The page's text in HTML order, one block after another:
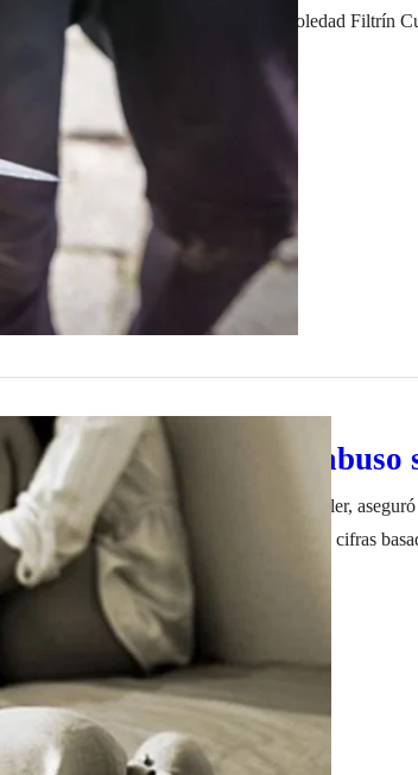
Familiar y de Género de Orán, María Soledad Filtrín
delito de abuso sexual con acceso carnal agravado
La Contracara 2 de diciembre de 2022
Al menos seis casos de
La presidenta de la Red Papis, Lucrecia Miller,
abuso sexual infantil por día. Miller dio esas cifras
«Después de la pandemia los casos tuvieron un
niños y de qué…
by La Contracara 22 de noviembre de 2022